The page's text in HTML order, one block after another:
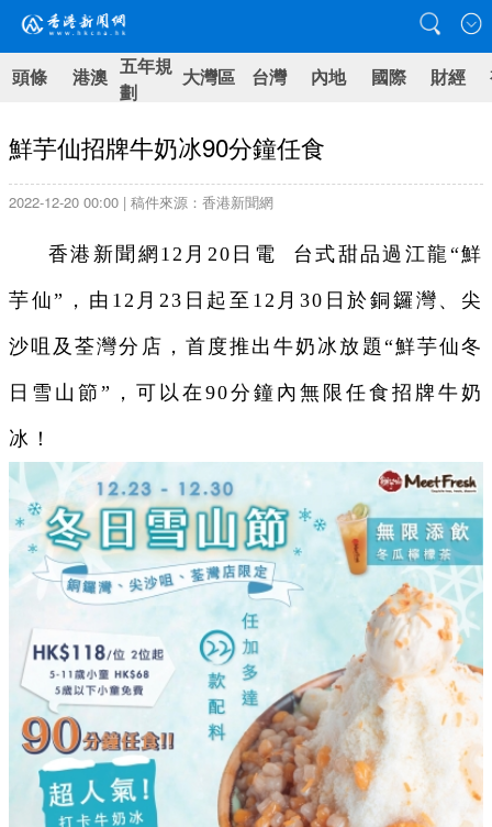
頭條 港澳 五年規
劃
大灣區 台灣 內地 國際 財經
鮮芋仙招牌牛奶冰90分鐘任食
2022-12-20 00:00 | 稿件來源：香港新聞網
香港新聞網12月20日電 台式甜品過江龍“鮮
芋仙”，由12月23日起至12月30日於銅鑼灣、尖
沙咀及荃灣分店，首度推出牛奶冰放題“鮮芋仙冬
日雪山節”，可以在90分鐘內無限任食招牌牛奶
冰！